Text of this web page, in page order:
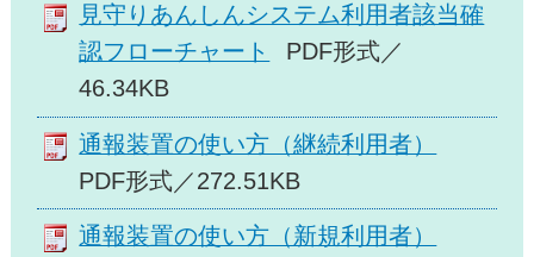
見守りあんしんシステム利用者該当確
認フローチャート
PDF形式／
46.34KB
通報装置の使い方（継続利用者）
PDF形式／272.51KB
通報装置の使い方（新規利用者）